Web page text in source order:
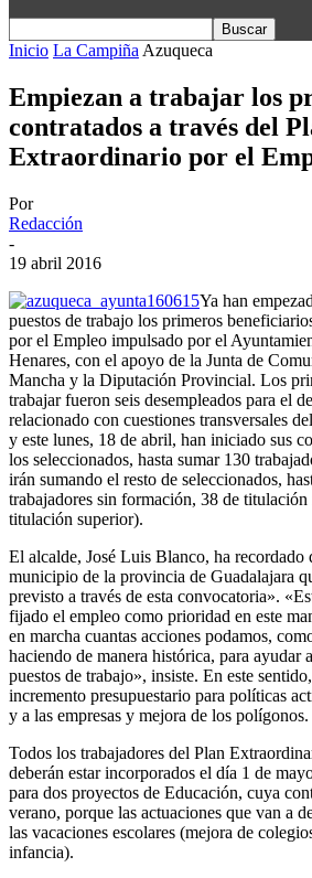
Inicio La Campiña Azuqueca
Empiezan a trabajar los
contratados a través del
Extraordinario por el
Por
Redacción
-
19 abril 2016
Ya han
puestos de trabajo los primeros
por el Empleo impulsado por el
Henares, con el apoyo de la Junta de
Mancha y la Diputación Provincial. Los
trabajar fueron seis desempleados para el
relacionado con cuestiones transversales
y este lunes, 18 de abril, han iniciado sus
los seleccionados, hasta sumar 130
irán sumando el resto de seleccionados,
trabajadores sin formación, 38 de
titulación superior).
El alcalde, José Luis Blanco, ha recordado
municipio de la provincia de Guadalajara
previsto a través de esta convocatoria».
fijado el empleo como prioridad en este
en marcha cuantas acciones podamos,
haciendo de manera histórica, para ayudar
puestos de trabajo», insiste. En este
incremento presupuestario para políticas
y a las empresas y mejora de los polígonos.
Todos los trabajadores del Plan
deberán estar incorporados el día 1 de
para dos proyectos de Educación, cuya
verano, porque las actuaciones que van a
las vacaciones escolares (mejora de
infancia).